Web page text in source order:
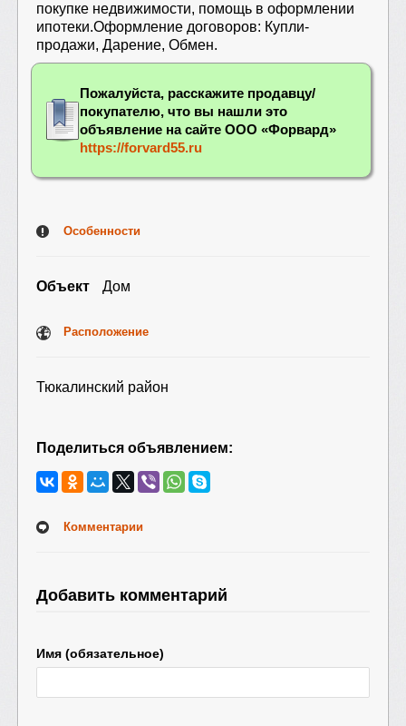
покупке недвижимости, помощь в оформлении
ипотеки.Оформление договоров: Купли-
продажи, Дарение, Обмен.
Пожалуйста, расскажите продавцу/
покупателю, что вы нашли это
объявление на сайте ООО «Форвард»
https://forvard55.ru
Особенности
Объект Дом
Расположение
Тюкалинский район
Поделиться объявлением:
Комментарии
Добавить комментарий
Имя (обязательное)